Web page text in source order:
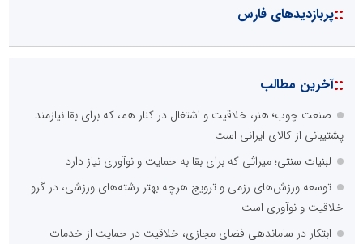
::پربازدیدهای فارس
::آخرین مطالب
صنعت چوب؛ هنر، خلاقیت و اشتغال در کنار هم، که برای بقا نیازمند
پشتیبانی از کالای ایرانی است
لبنیات سنتی؛ میراثی که برای بقا به حمایت و نوآوری نیاز دارد
توسعه ورزش‌های رزمی و ترویج هرچه بهتر رشته‌های ورزشی، در گرو
خلاقیت و نوآوری است
ابتکار در ساماندهی فضای مجازی، خلاقیت در حمایت از خدمات